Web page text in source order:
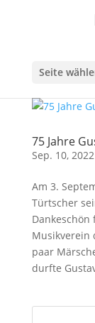
Seite
75 Jahre
Sep. 10, 2022
Am 3.
Türtscher
Musikverein
paar
durfte